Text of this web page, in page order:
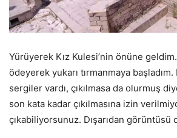
Yürüyerek Kız Kulesi’nin önüne
ödeyerek yukarı tırmanmaya
sergiler vardı, çıkılmasa da olurmuş
son kata kadar çıkılmasına izin
çıkabiliyorsunuz. Dışarıdan görüntüsü